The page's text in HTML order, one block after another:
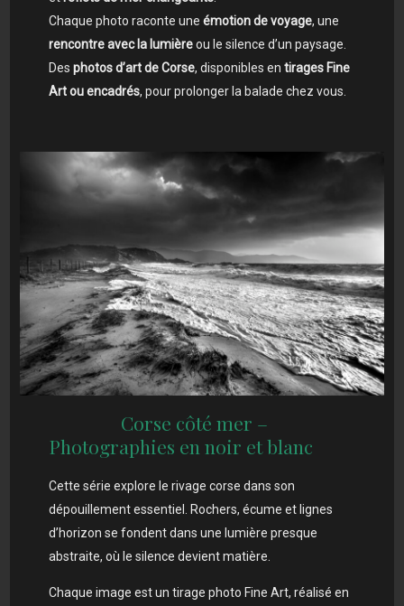
Chaque photo raconte uneémotion de voyage, une
rencontre avec la lumièreou le silence d’un paysage.
Desphotos d’art de Corse, disponibles entirages Fine
Art ou encadrés, pour prolonger la balade chez vous.
Corse côté mer –
Photographies en noir et blanc
Cette série explore le rivage corse dans son
dépouillement essentiel. Rochers, écume et lignes
d’horizon se fondent dans une lumière presque
abstraite, où le silence devient matière.
Chaque image est un tirage photo Fine Art, réalisé en